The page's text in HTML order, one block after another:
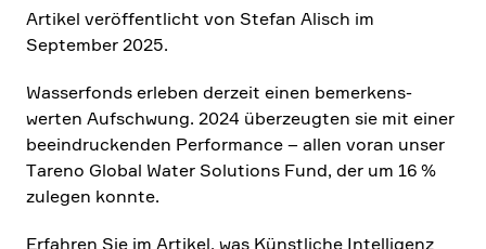
Artikel veröf­fent­licht von Stefan Alisch im
September 2025.
Wasser­fonds erleben derzeit einen bemer­kens­
werten Aufschwung. 2024 überzeugten sie mit einer
beein­druckenden Perfor­mance – allen voran unser
Tareno Global Water Solutions Fund, der um 16 %
zulegen konnte.
Erfahren Sie im Artikel, was Künst­liche Intel­li­genz